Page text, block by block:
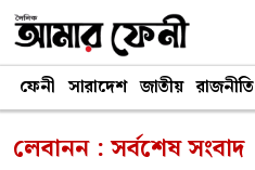
ফেনী সারাদেশ জাতীয় রাজনীতি
লেবানন : সর্বশেষ সংবাদ